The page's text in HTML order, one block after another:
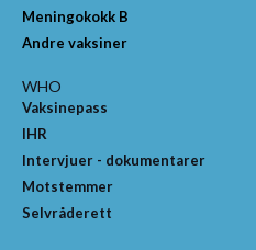
Meningokokk B
Andre vaksiner
WHO
Vaksinepass
IHR
Intervjuer - dokumentarer
Motstemmer
Selvråderett